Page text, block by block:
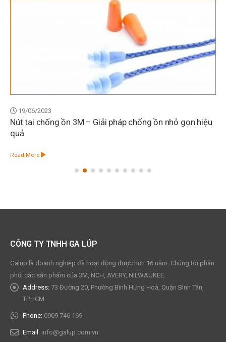
19/06/2023
Nút tai chống ồn 3M – Giải pháp chống ồn nhỏ gọn hiệu
quả
Read More
CÔNG TY TNHH GA LÚP
Galup là doanh nghiệp đã hoạt động được hơn 16 năm. Chúng tôi phân
phối các sản phẩm của 3M, NCH, AVERY, NILWAUKEE.
Address: 73 Đường 20, Phường Bình Hưng Hoà, Quận Bình Tân,
TP.HCM
Phone: 0909 746 169
Email: info@galup.com.vn